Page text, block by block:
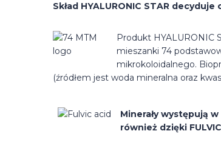
Skład HYALURONIC STAR decyduje
Produkt HYALURONIC
mieszanki 74
mikrokoloidalnego.
(źródłem jest woda mineralna oraz
Minerały występują
również dzięki